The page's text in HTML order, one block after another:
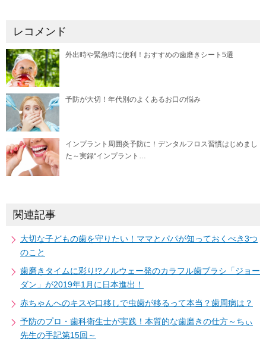
レコメンド
外出時や緊急時に便利！おすすめの歯磨きシート5選
予防が大切！年代別のよくあるお口の悩み
インプラント周囲炎予防に！デンタルフロス習慣はじめまし
た～実録“インプラント…
関連記事
大切な子どもの歯を守りたい！ママとパパが知っておくべき3つ
のこと
歯磨きタイムに彩り!?ノルウェー発のカラフル歯ブラシ「ジョー
ダン」が2019年1月に日本進出！
赤ちゃんへのキスや口移しで虫歯が移るって本当？歯周病は？
予防のプロ・歯科衛生士が実践！本質的な歯磨きの仕方～ちぃ
先生の手記第15回～